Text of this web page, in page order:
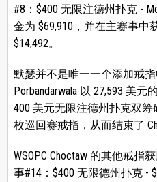
#8：$400 无限注德州扑克 -
金为 $69,910，并在主赛事中
$14,492。
默瑟并不是唯一一个添加戒指
Porbandarwala 以 27,593 美
400 美元无限注德州扑克双
枚巡回赛戒指，从而结束了
WSOPC Choctaw 的其他戒指
事#14：$400 无限德州扑克 -